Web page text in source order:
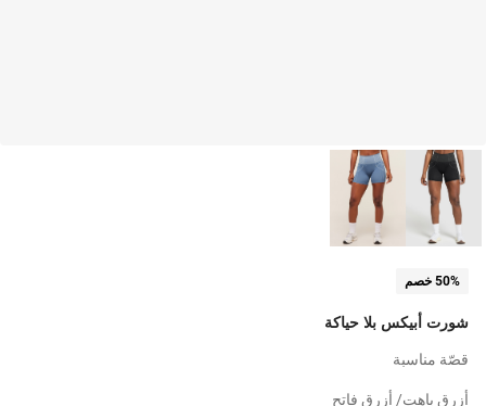
50% خصم
شورت أبيكس بلا حياكة
قصّة مناسبة
أزرق باهت/ أزرق فاتح